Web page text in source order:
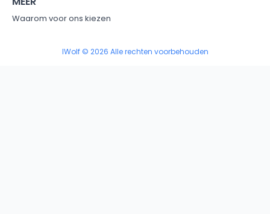
Waarom voor ons kiezen
IWolf © 2026 Alle rechten voorbehouden